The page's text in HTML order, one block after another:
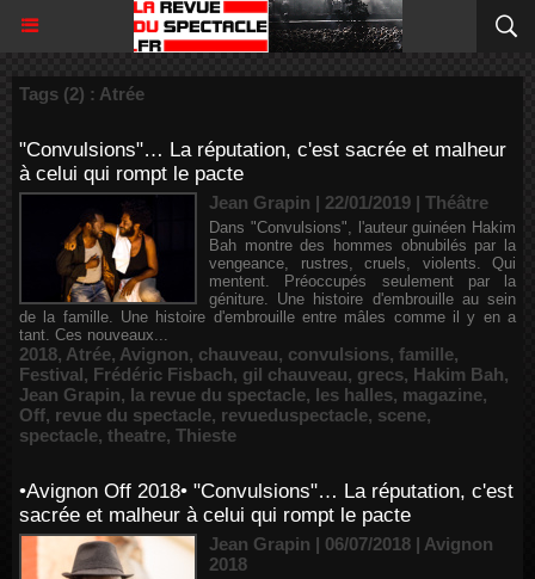
Tags (2) : Atrée
"Convulsions"… La réputation, c'est sacrée et malheur
à celui qui rompt le pacte
Jean Grapin | 22/01/2019 | Théâtre
Dans "Convulsions", l'auteur guinéen Hakim
Bah montre des hommes obnubilés par la
vengeance, rustres, cruels, violents. Qui
mentent. Préoccupés seulement par la
géniture. Une histoire d'embrouille au sein
de la famille. Une histoire d'embrouille entre mâles comme il y en a
tant. Ces nouveaux...
2018, Atrée, Avignon, chauveau, convulsions, famille,
Festival, Frédéric Fisbach, gil chauveau, grecs, Hakim Bah,
Jean Grapin, la revue du spectacle, les halles, magazine,
Off, revue du spectacle, revueduspectacle, scene,
spectacle, theatre, Thieste
•Avignon Off 2018• "Convulsions"… La réputation, c'est
sacrée et malheur à celui qui rompt le pacte
Jean Grapin | 06/07/2018 | Avignon
2018